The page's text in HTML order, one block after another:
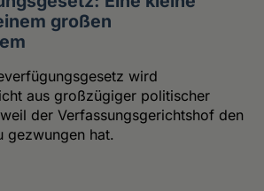
großen
wird
aus großzügiger politischer
der Verfassungsgerichtshof den
gezwungen hat.